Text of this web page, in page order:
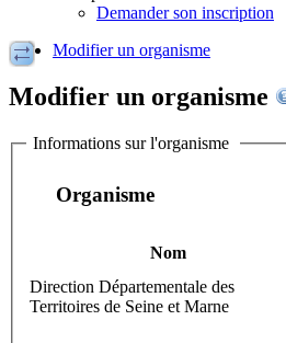
Demander son inscription
Modifier un organisme
Modifier un organisme
Informations sur l'organisme
Organisme
Nom
Direction Départementale des
Territoires de Seine et Marne